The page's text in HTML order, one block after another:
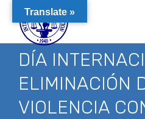
DÍA
ELIMINACIÓN
VIOLENCIA
Translate »